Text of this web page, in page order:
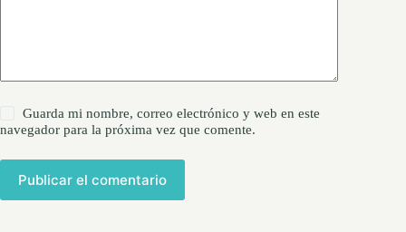
Guarda mi nombre, correo electrónico y web en este
navegador para la próxima vez que comente.
Publicar el comentario